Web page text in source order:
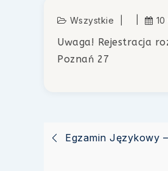
Wszystkie
Uwaga! Rejestracja
Poznań 27
Egzamin Językowy